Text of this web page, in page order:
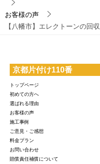
お客様の声
【八幡市】エレクトーンの
京都片付け110番
トップページ
初めての方へ
選ばれる理由
お客様の声
施工事例
ご意見・ご感想
料金プラン
お問い合わせ
賠償責任補償について